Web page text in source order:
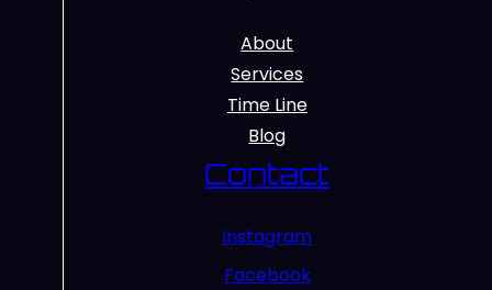
About
Services
Time Line
Blog
Contact
Instagram
Facebook